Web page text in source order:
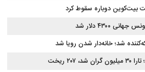
بیت‌کوین دوباره سقوط کرد
۴۳۰۰ دلار شد
شد؛ خانه‌دار شدن رویا شد
ریخت